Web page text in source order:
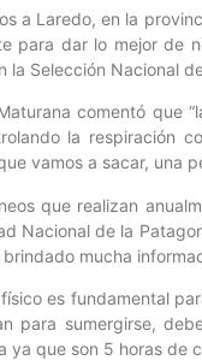
a Laredo, en la
para dar lo mejor de
la Selección Nacional
comentó que
la respiración
vamos a sacar, una
que realizan
Nacional de la
brindado mucha
es fundamental
para sumergirse,
ya que son 5 horas de